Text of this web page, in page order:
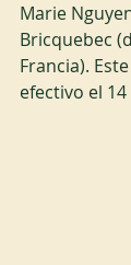
Marie
Bricquebec
Francia).
efectivo el